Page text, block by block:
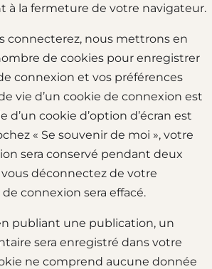
à la fermeture de votre navigateur.
connecterez, nous mettrons en
de cookies pour enregistrer
connexion et vos préférences
vie d’un cookie de connexion est
d’un cookie d’option d’écran est
« Se souvenir de moi », votre
sera conservé pendant deux
vous déconnectez de votre
connexion sera effacé.
publiant une publication, un
sera enregistré dans votre
ne comprend aucune donnée